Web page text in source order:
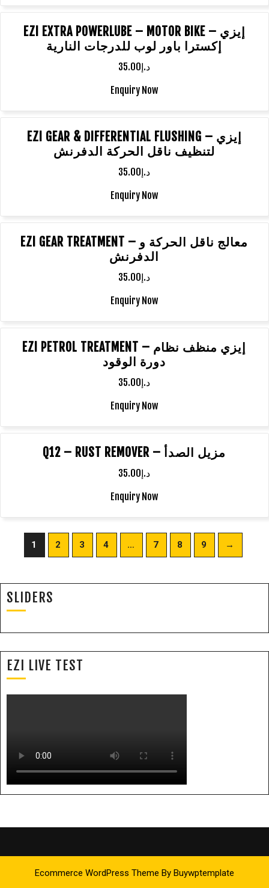
EZI EXTRA POWERLUBE – MOTOR BIKE – إيزي
إكسترا باور لوب للدرجات النارية
د.إ35.00
Enquiry Now
EZI GEAR & DIFFERENTIAL FLUSHING – إيزي
لتنظيف ناقل الحركة الدفرنش
د.إ35.00
Enquiry Now
EZI GEAR TREATMENT – معالج ناقل الحركة و
الدفرنش
د.إ35.00
Enquiry Now
EZI PETROL TREATMENT – إيزي منظف نظام
دورة الوقود
د.إ35.00
Enquiry Now
Q12 – RUST REMOVER – مزيل الصدأ
د.إ35.00
Enquiry Now
1 2 3 4 … 7 8 9 →
SLIDERS
EZI LIVE TEST
Ecommerce WordPress Theme By Buywptemplate